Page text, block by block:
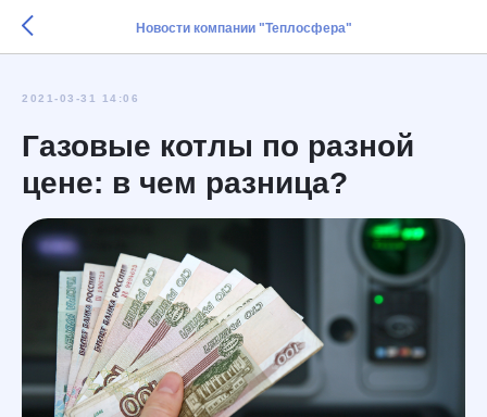
Новости компании "Теплосфера"
2021-03-31 14:06
Газовые котлы по разной
цене: в чем разница?